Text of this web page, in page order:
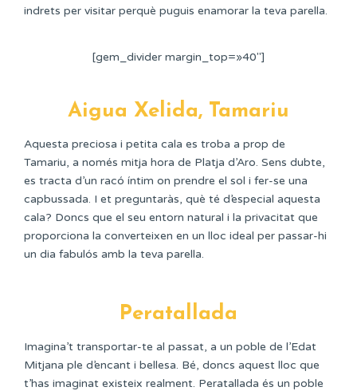
indrets per visitar perquè puguis enamorar la teva parella.
[gem_divider margin_top=»40″]
Aigua Xelida, Tamariu
Aquesta preciosa i petita cala es troba a prop de
Tamariu, a només mitja hora de Platja d’Aro. Sens dubte,
es tracta d’un racó íntim on prendre el sol i fer-se una
capbussada. I et preguntaràs, què té d’especial aquesta
cala? Doncs que el seu entorn natural i la privacitat que
proporciona la converteixen en un lloc ideal per passar-hi
un dia fabulós amb la teva parella.
Peratallada
Imagina’t transportar-te al passat, a un poble de l’Edat
Mitjana ple d’encant i bellesa. Bé, doncs aquest lloc que
t’has imaginat existeix realment. Peratallada és un poble